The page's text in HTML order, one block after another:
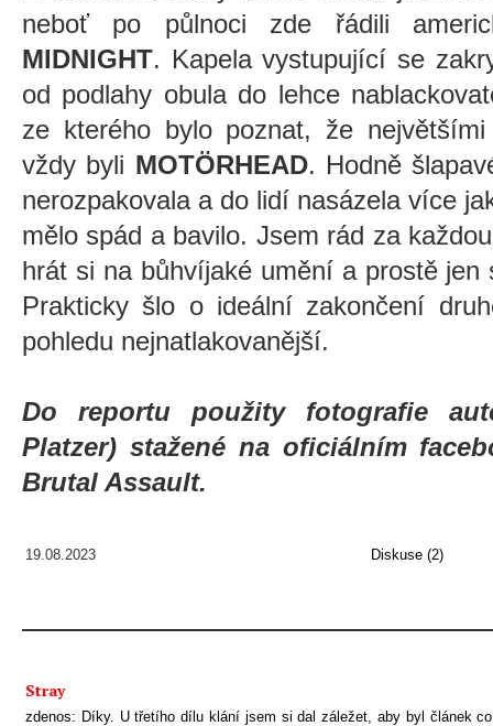
neboť po půlnoci zde řádili
MIDNIGHT. Kapela vystupující se
od podlahy obula do lehce
ze kterého bylo poznat, že
vždy byli MOTÖRHEAD. Hodně
nerozpakovala a do lidí nasázela více
mělo spád a bavilo. Jsem rád za
hrát si na bůhvíjaké umění a prostě
Prakticky šlo o ideální zakončení
pohledu nejnatlakovanější.
Do reportu použity fotografie
Platzer) stažené na oficiálním
Brutal Assault.
19.08.2023 Diskuse (2)
Stray
zdenos: Díky. U třetího dílu klání jsem si dal záležet, aby byl článek